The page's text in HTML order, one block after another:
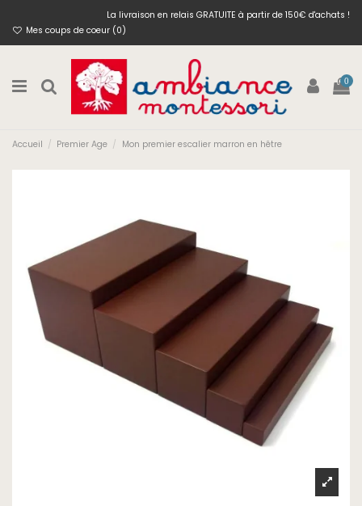
La livraison en relais GRATUITE à partir de 150€ d'achats !
Mes coups de coeur (0)
0
Accueil Premier Age Mon premier escalier marron en hêtre